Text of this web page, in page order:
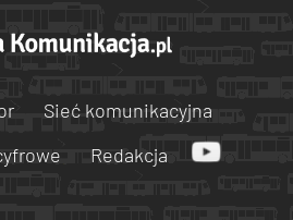
Sieć komunikacyjna
Redakcja